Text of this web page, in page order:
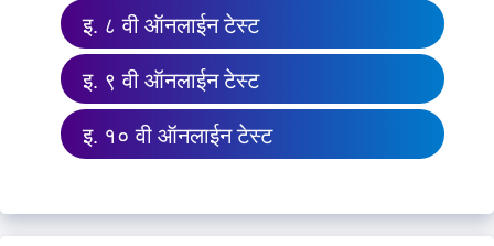
इ. ८ वी ऑनलाईन टेस्ट
इ. ९ वी ऑनलाईन टेस्ट
इ. १० वी ऑनलाईन टेस्ट